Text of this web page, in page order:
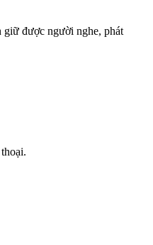
giữ được người nghe, phát